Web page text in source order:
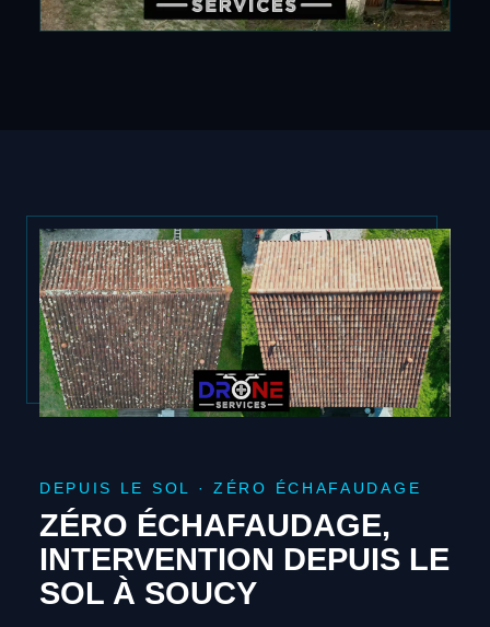
DEPUIS LE SOL · ZÉRO ÉCHAFAUDAGE
ZÉRO ÉCHAFAUDAGE,
INTERVENTION DEPUIS LE
SOL À SOUCY